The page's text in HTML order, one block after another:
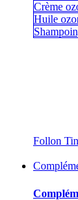
Crème
Huile
Follon